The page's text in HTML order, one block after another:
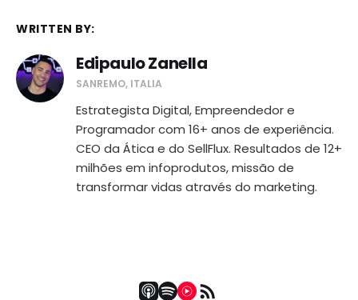
WRITTEN BY:
Edipaulo Zanella
SANREMO, ITALIA
Estrategista Digital, Empreendedor e
Programador com 16+ anos de experiência.
CEO da Ática e do SellFlux. Resultados de 12+
milhões em infoprodutos, missão de
transformar vidas através do marketing.